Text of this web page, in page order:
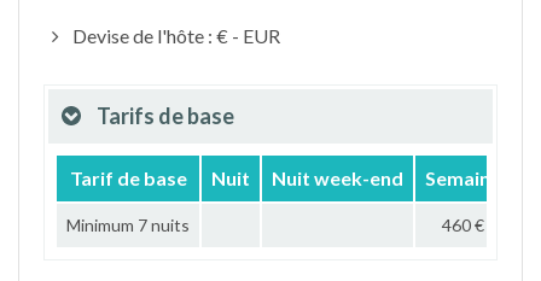
Devise de l'hôte : € - EUR
Tarifs de base
Tarif de base Nuit Nuit week-end Semaine
Minimum 7 nuits 460 €